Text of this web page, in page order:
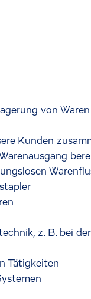
von
Kunden
z. B. bei
Tätigkeiten